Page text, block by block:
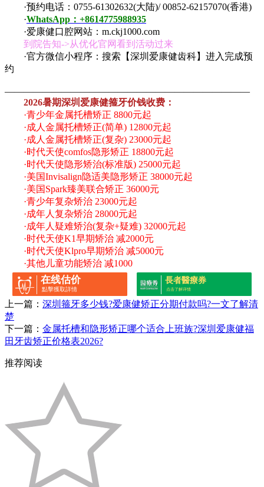
·预约电话：0755-61302632(大陆)/ 00852-62157070(香港)
·WhatsApp：+8614775988935
·爱康健口腔网站：m.ckj1000.com
到院告知->从优化官网看到活动过来
·官方微信小程序：搜索【深圳爱康健齿科】进入完成预
约
——————————————————————————
2026暑期深圳爱康健箍牙价钱收费：
·青少年金属托槽矫正 8800元起
·成人金属托槽矫正(简单) 12800元起
·成人金属托槽矫正(复杂) 23000元起
·时代天使comfos隐形矫正 18800元起
·时代天使隐形矫治(标准版) 25000元起
·美国Invisalign隐适美隐形矫正 38000元起
·美国Spark臻美联合矫正 36000元
·青少年复杂矫治 23000元起
·成年人复杂矫治 28000元起
·成年人疑难矫治(复杂+疑难) 32000元起
·时代天使K1早期矫治 减2000元
·时代天使Klpro早期矫治 减5000元
·其他儿童功能矫治 减1000
在线估价
點擊獲取詳情
長者醫療券
点击了解详情
上一篇： 深圳箍牙多少钱?爱康健矫正分期付款吗?一文了解清
楚
下一篇： 金属托槽和隐形矫正哪个适合上班族?深圳爱康健福
田牙齿矫正价格表2026?
推荐阅读